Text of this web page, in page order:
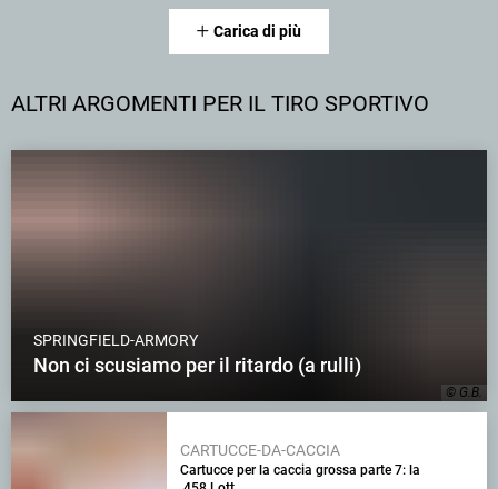
Carica di più
ALTRI ARGOMENTI PER IL TIRO SPORTIVO
© G.B.
SPRINGFIELD-ARMORY
Non ci scusiamo per il ritardo (a rulli)
CARTUCCE-DA-CACCIA
Cartucce per la caccia grossa parte 7: la